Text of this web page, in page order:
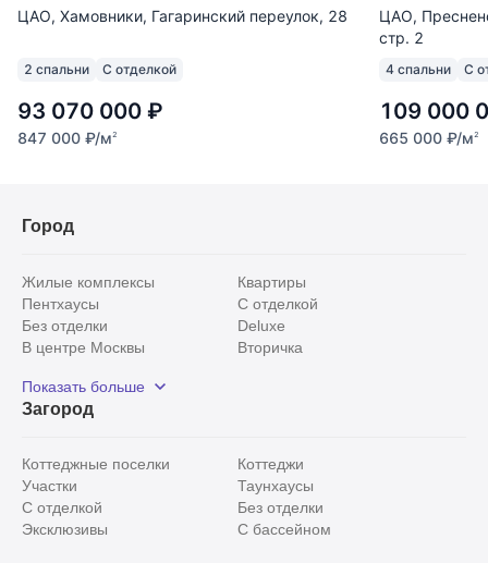
ЦАО, Хамовники, Гагаринский переулок, 28
2 спальни С отделкой
93 070 000 ₽
847 000 ₽/м2
ЦАО,
стр. 2
4 спальни С
109 000
665 000 ₽/м2
Город
Жилые комплексы
Квартиры
Пентхаусы
С отделкой
Без отделки
Deluxe
В центре Москвы
Вторичка
Рядом с парком
С панорамными окнами
Показать больше
Загород
Коттеджные поселки
Коттеджи
Участки
Таунхаусы
С отделкой
Без отделки
Эксклюзивы
С бассейном